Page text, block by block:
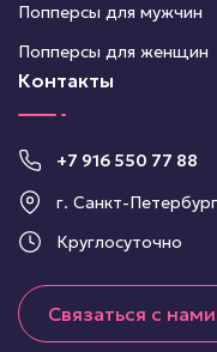
Попперсы для мужчин
Попперсы для женщин
Контакты
+7 916 550 77 88
г. Санкт-
Круглосуточно
Связаться с нами